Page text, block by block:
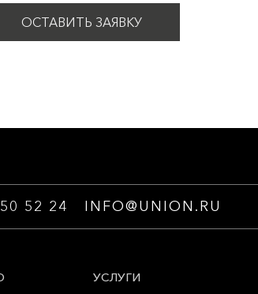
ОСТАВИТЬ ЗАЯВКУ
52 24 INFO@UNION.RU
УСЛУГИ